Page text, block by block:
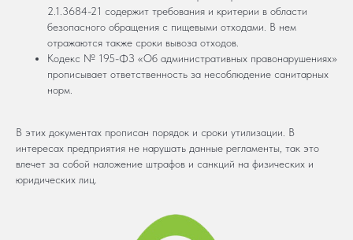
2.1.3684-21 содержит требования и критерии в области
безопасного обращения с пищевыми отходами. В нем
отражаются также сроки вывоза отходов.
Кодекс № 195-ФЗ «Об административных правонарушениях»
прописывает ответственность за несоблюдение санитарных
норм.
В этих документах прописан порядок и сроки утилизации. В
интересах предприятия не нарушать данные регламенты, так это
влечет за собой наложение штрафов и санкций на физических и
юридических лиц.